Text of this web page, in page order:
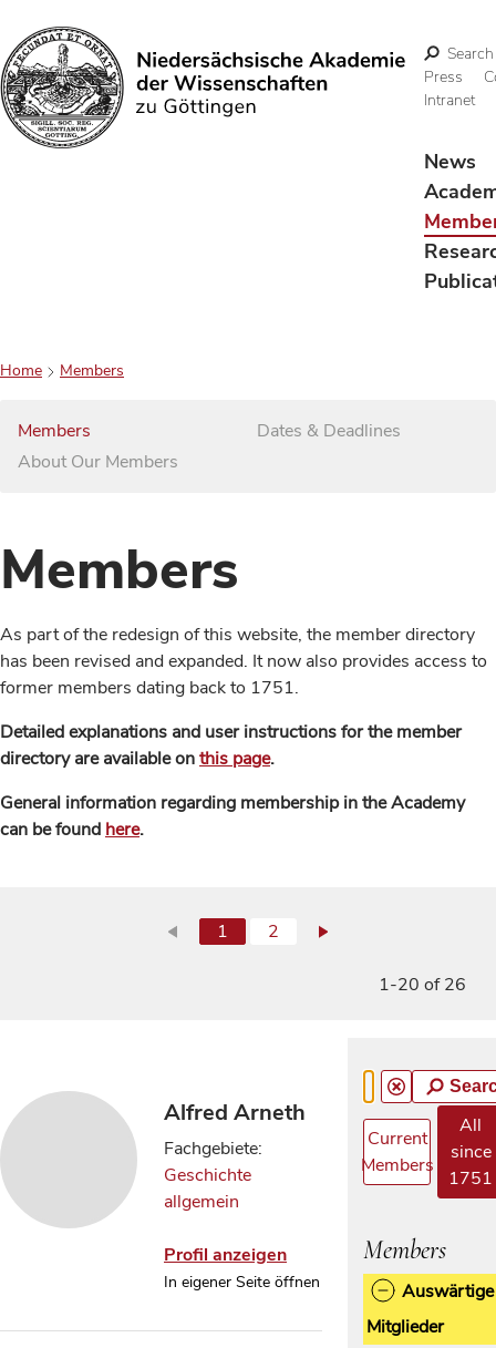
Search
Search
Press
Intranet
News
Home Members
Members
About Our Members
Dates & Deadlines
Members
As part of the redesign of this website, the member directory
has been revised and expanded. It now also provides access to
former members dating back to 1751.
Detailed explanations and user instructions for the member
directory are available onthis page.
General information regarding membership in the Academy
can be found here.
1 2
1-20 of 26
Alfred Arneth
Fachgebiete:
Geschichte
allgemein
Profil anzeigen
In eigener Seite öffnen
Current
Members
All
since
1751
Members
Auswärtige
Mitglieder